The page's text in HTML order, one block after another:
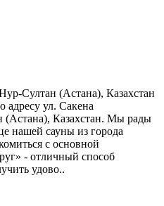
Султан (Астана), Казахстан
адресу ул. Сакена
(Астана), Казахстан. Мы рады
нашей сауны из города
с основной
- отличный способ
удово..